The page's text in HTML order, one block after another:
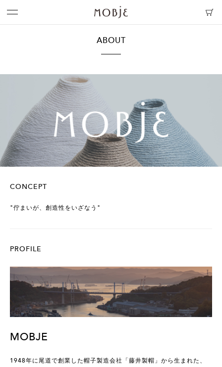
ABOUT
CONCEPT
"佇まいが、創造性をいざなう"
PROFILE
MOBJE
1948年に尾道で創業した帽子製造会社「藤井製帽」から生まれた、